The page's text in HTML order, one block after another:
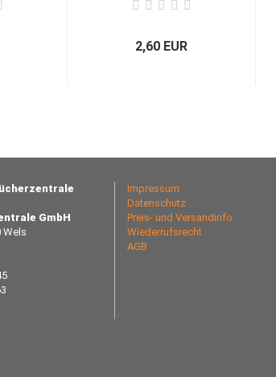
2,60 EUR
GmbH
Wels
Impressum
Datenschutz
Preis- und Versandinfo
Wiederrufsrecht
AGB